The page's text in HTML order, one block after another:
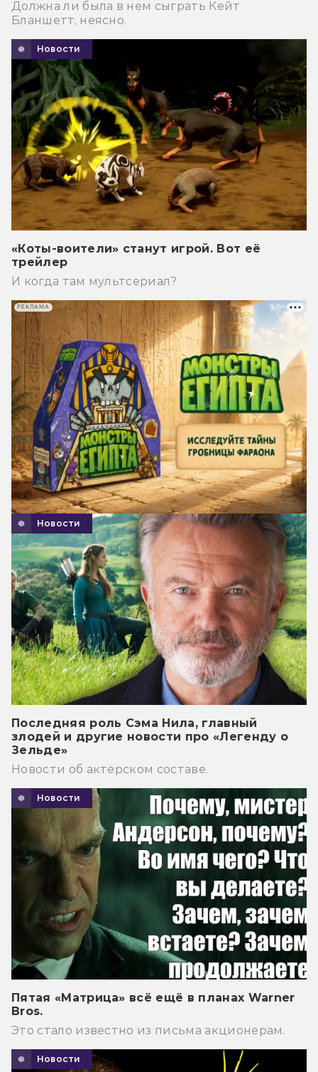
Должна ли была в нем сыграть Кейт
Бланшетт, неясно.
Новости
«Коты-воители» станут игрой. Вот её
трейлер
И когда там мультсериал?
Новости
Последняя роль Сэма Нила, главный
злодей и другие новости про «Легенду о
Зельде»
Новости об актёрском составе.
Новости
Пятая «Матрица» всё ещё в планах Warner
Bros.
Это стало известно из письма акционерам.
Новости
РЕКЛАМА